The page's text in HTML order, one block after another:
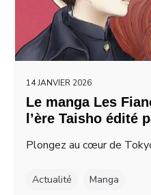
14 JANVIER 2026
Le manga Les
l’ère Taisho édité
Plongez au cœur de
Actualité Manga